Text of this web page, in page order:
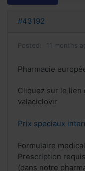
#43192
Posted: 11 months
Pharmacie
Cliquez sur le lien
valaciclovir
Prix speciaux
Formulaire
Prescription
(dans notre